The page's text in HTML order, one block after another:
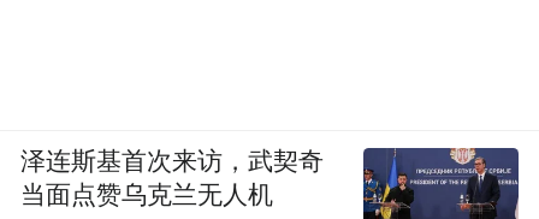
泽连斯基首次来访，武契奇
当面点赞乌克兰无人机